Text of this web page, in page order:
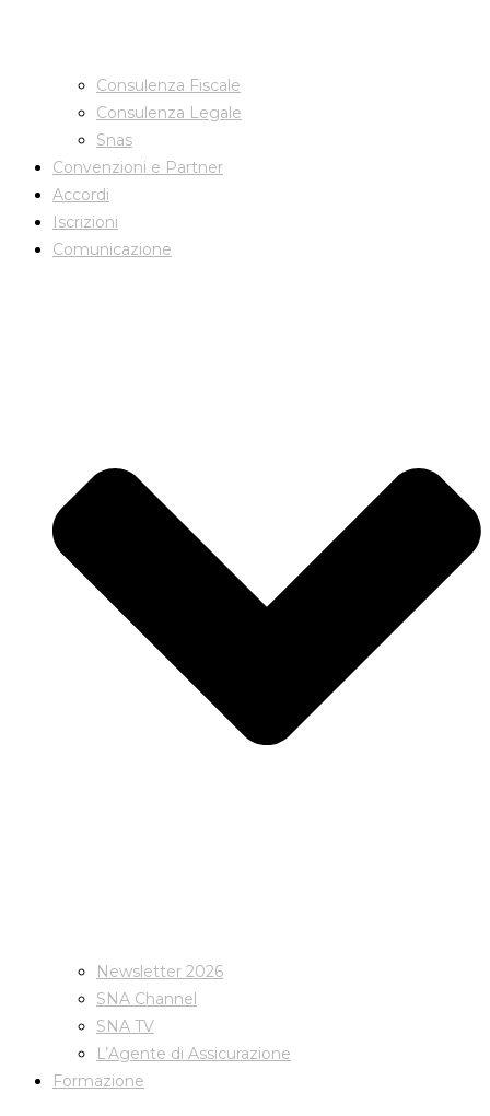
Consulenza Fiscale
Consulenza Legale
Snas
Convenzioni e Partner
Accordi
Iscrizioni
Comunicazione
Newsletter 2026
SNA Channel
SNA TV
L’Agente di Assicurazione
Formazione